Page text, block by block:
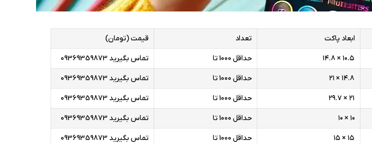
ابعاد پاکت تعداد قیمت (تومان)
حداقل 1000 تا تماس بگیرید 09369359873
حداقل 1000 تا تماس بگیرید 09369359873
حداقل 1000 تا تماس بگیرید 09369359873
۱۰ × ۱۰ حداقل 1000 تا تماس بگیرید 09369359873
حداقل 1000 تا تماس بگیرید 09369359873